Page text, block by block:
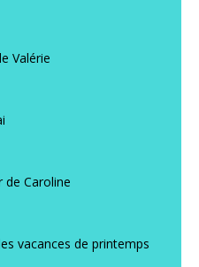
Valérie
Caroline
vacances de printemps